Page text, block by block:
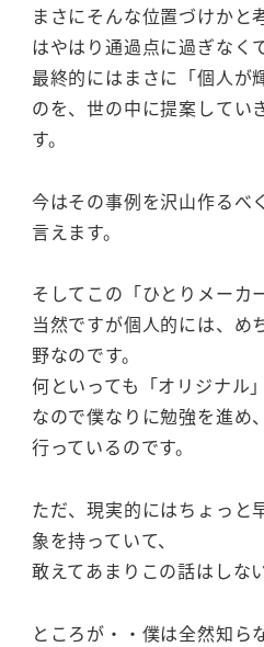
まさにそんな位置づけかと
はやはり通過点に過ぎなくて
最終的にはまさに「個人が
のを、世の中に提案してい
す。
今はその事例を沢山作るべ
言えます。
そしてこの「ひとりメーカ
当然ですが個人的には、め
野なのです。
何といっても「オリジナル
なので僕なりに勉強を進め
行っているのです。
ただ、現実的にはちょっと
象を持っていて、
敢えてあまりこの話はしな
ところが・・僕は全然知ら